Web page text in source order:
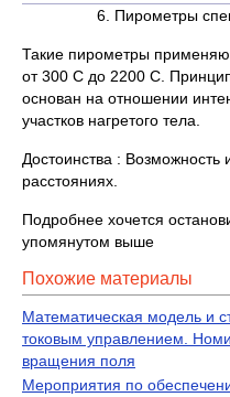
6. Пирометры
Такие пирометры
от 300 С до 2200 С.
основан на отношении
участков нагретого тела.
Достоинства :
расстояниях.
Подробнее хочется
упомянутом выше
Похожие материалы
Математическая модель и
токовым управлением.
вращения поля
Мероприятия по